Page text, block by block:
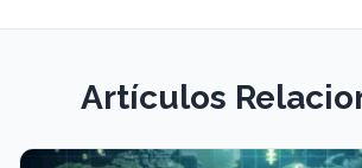
Artículos